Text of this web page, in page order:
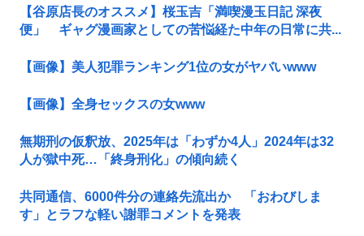
【谷原店長のオススメ】桜玉吉「満喫漫玉日記 深夜
便」 ギャグ漫画家としての苦悩経た中年の日常に共...
【画像】美人犯罪ランキング1位の女がヤバいwww
【画像】全身セックスの女www
無期刑の仮釈放、2025年は「わずか4人」2024年は32
人が獄中死…「終身刑化」の傾向続く
共同通信、6000件分の連絡先流出か 「おわびしま
す」とラフな軽い謝罪コメントを発表